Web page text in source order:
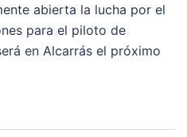
abierta la lucha por el
para el piloto de
en Alcarrás el próximo